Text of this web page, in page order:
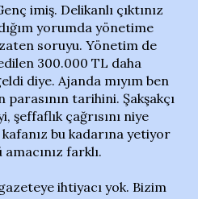
imiş. Delikanlı çıktınız
yorumda yönetime
soruyu. Yönetim de
300.000 TL daha
diye. Ajanda mıyım ben
parasının tarihini. Şakşakçı
şeffaflık çağrısını niye
bu kadarına yetiyor
amacınız farklı.
ihtiyacı yok. Bizim